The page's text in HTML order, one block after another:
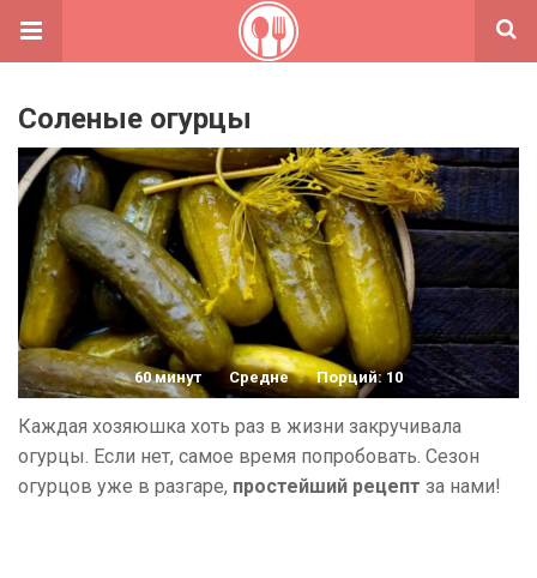
Соленые огурцы
60 минут Средне Порций: 10
Каждая хозяюшка хоть раз в жизни закручивала
огурцы. Если нет, самое время попробовать. Сезон
огурцов уже в разгаре, простейший рецепт за нами!